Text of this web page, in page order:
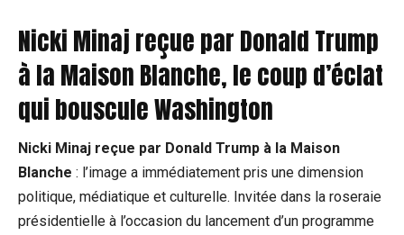
Nicki Minaj reçue par Donald Trump
à la Maison Blanche, le coup d’éclat
qui bouscule Washington
Nicki Minaj reçue par Donald Trump à la Maison
Blanche : l’image a immédiatement pris une dimension
politique, médiatique et culturelle. Invitée dans la roseraie
présidentielle à l’occasion du lancement d’un programme